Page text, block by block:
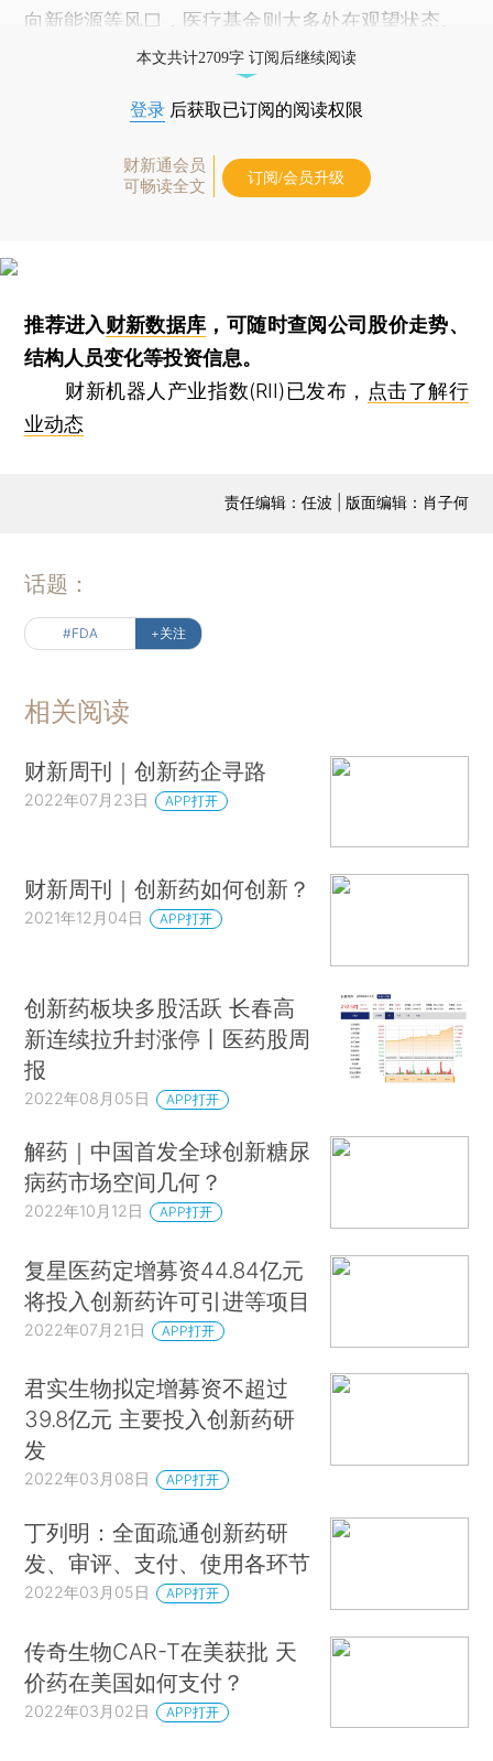
向新能源等风口，医疗基金则大多处在观望状态。
本文共计2709字 订阅后继续阅读
登录 后获取已订阅的阅读权限
财新通会员
可畅读全文
订阅/会员升级
推荐进入财新数据库 ，可随时查阅公司股价走势、
结构人员变化等投资信息。
财新机器人产业指数(RII)已发布， 点击了解行
业动态
责任编辑：任波 | 版面编辑：肖子何
话题：
#FDA +关注
相关阅读
财新周刊｜创新药企寻路
2022年07月23日 APP打开
财新周刊｜创新药如何创新？
2021年12月04日 APP打开
创新药板块多股活跃 长春高
新连续拉升封涨停丨医药股周
报
2022年08月05日 APP打开
解药｜中国首发全球创新糖尿
病药市场空间几何？
2022年10月12日 APP打开
复星医药定增募资44.84亿元
将投入创新药许可引进等项目
2022年07月21日 APP打开
君实生物拟定增募资不超过
39.8亿元 主要投入创新药研
发
2022年03月08日 APP打开
丁列明：全面疏通创新药研
发、审评、支付、使用各环节
2022年03月05日 APP打开
传奇生物CAR-T在美获批 天
价药在美国如何支付？
2022年03月02日 APP打开